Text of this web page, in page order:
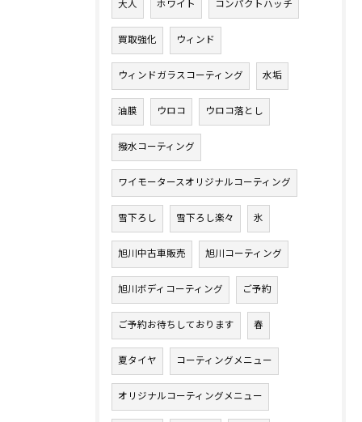
大人 ホワイト コンパクトハッチ
買取強化 ウィンド
ウィンドガラスコーティング 水垢
油膜 ウロコ ウロコ落とし
撥水コーティング
ワイモータースオリジナルコーティング
雪下ろし 雪下ろし楽々 氷
旭川中古車販売 旭川コーティング
旭川ボディコーティング ご予約
ご予約お待ちしております 春
夏タイヤ コーティングメニュー
オリジナルコーティングメニュー